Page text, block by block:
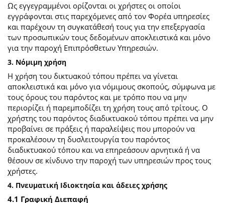
Ως εγγεγραμμένοι ορίζονται οι χρήστες οι οποίοι
εγγράφονται στις παρεχόμενες από τον Φορέα υπηρεσίες
και παρέχουν τη συγκατάθεσή τους για την επεξεργασία
των προσωπικών τους δεδομένων αποκλειστικά και μόνο
για την παροχή Επιπρόσθετων Υπηρεσιών.
3. Νόμιμη χρήση
Η χρήση του δικτυακού τόπου πρέπει να γίνεται
αποκλειστικά και μόνο για νόμιμους σκοπούς, σύμφωνα με
τους όρους του παρόντος και με τρόπο που να μην
περιορίζει ή παρεμποδίζει τη χρήση τους από τρίτους. Ο
χρήστης του παρόντος διαδικτυακού τόπου πρέπει να μην
προβαίνει σε πράξεις ή παραλείψεις που μπορούν να
προκαλέσουν τη δυσλειτουργία του παρόντος
διαδικτυακού τόπου και να επηρεάσουν αρνητικά ή να
θέσουν σε κίνδυνο την παροχή των υπηρεσιών προς τους
χρήστες.
4. Πνευματική Ιδιοκτησία και άδειες χρήσης
4.1 Γραφική Διεπαφή